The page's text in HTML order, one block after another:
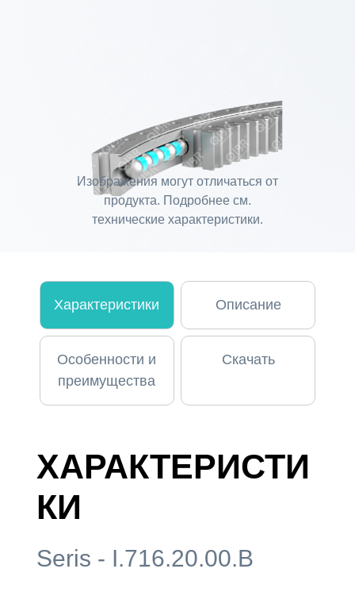
Изображения могут отличаться от
продукта. Подробнее см.
технические характеристики.
Характеристики Описание
Особенности и
преимущества
Скачать
ХАРАКТЕРИСТИ
КИ
Seris - I.716.20.00.B